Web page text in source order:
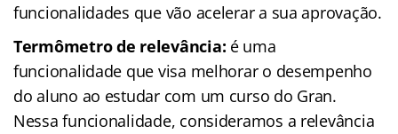
funcionalidades que vão acelerar a sua aprovação.
Termômetro de relevância: é uma
funcionalidade que visa melhorar o desempenho
do aluno ao estudar com um curso do Gran.
Nessa funcionalidade, consideramos a relevância